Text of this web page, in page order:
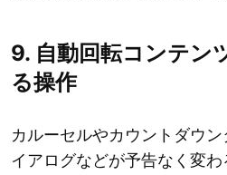
9. 自動回転コンテン
る操作
カルーセルやカウントダウ
イアログなどが予告なく変